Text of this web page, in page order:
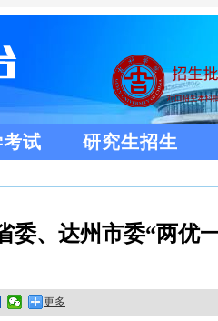
考试 研究生招生
委、达州市委“两优
更多